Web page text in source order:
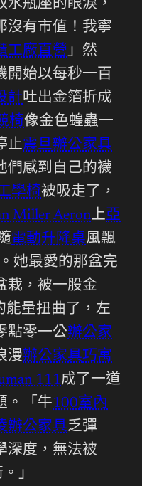
水瓶座的眼淚，
沒有市值！我寧
工廠直營」然
開始以每秒一百
計吐出金箔折成
椅像金色蝗蟲一
止震旦辦公家具
們感到自己的襪
學椅被吸走了，
Miller Aeron上亞
電動升降桌風飄
。她最愛的那盆完
栽，被一股金
能量扭曲了，左
點零一公辦公家
漫辦公家具巧寓
111成了一道
。「牛100室內
辦公家具乏彈
深度，無法被
」